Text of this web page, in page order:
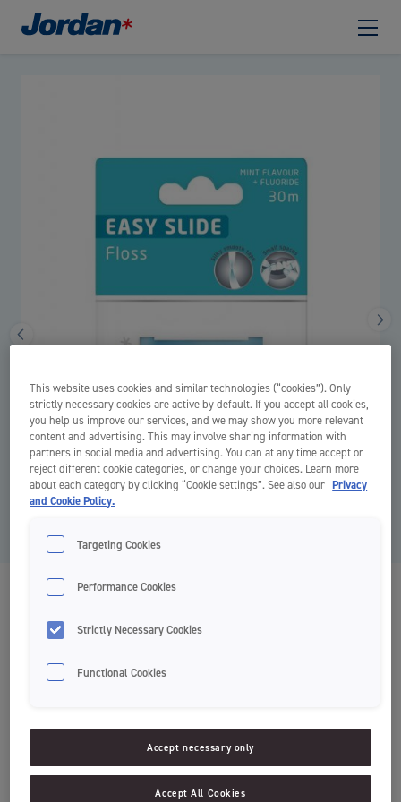
Clinic Easy Slide Floss hammaslanka
Clinic by Jordan
Lanka liukuu helposti hampaiden välissä
Ei rispaannu
Kapeille hammasväleille
Easy Slide Floss -hammaslanka sopii erityisesti pienten ja kapeiden
This website uses cookies and similar technologies (“cookies”). Only
strictly necessary cookies are active by default. If you accept all cookies,
you help us improve our services, and we may show you more relevant
content and advertising. This may involve sharing information with
partners in social media and advertising. You can at any time accept or
reject different cookie categories, or change your choices. Learn more
about each category by clicking “Cookie settings”. See also our Privacy
and Cookie Policy.
Targeting Cookies
Performance Cookies
Strictly Necessary Cookies
Functional Cookies
Accept necessary only
Accept All Cookies